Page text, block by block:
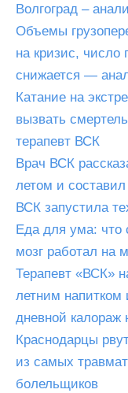
Волгоград –
Объемы
на кризис, число
снижается —
Катание на
вызвать
терапевт ВСК
Врач ВСК
летом и
ВСК запустила
Еда для ума: что
мозг работал на
Терапевт «ВСК»
летним напитком
дневной калораж
Краснодарцы
из самых
болельщиков